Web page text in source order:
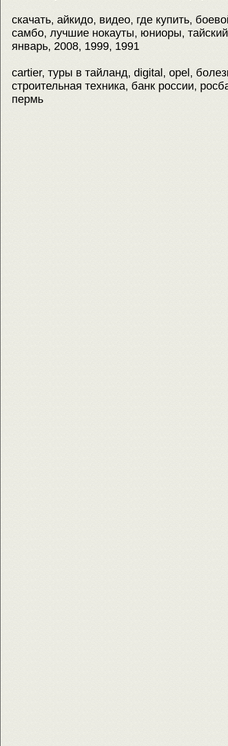
скачать, айкидо, видео, где купить,
самбо, лучшие нокауты, юниоры,
январь, 2008, 1999, 1991
cartier, туры в тайланд, digital, opel,
строительная техника, банк россии,
пермь